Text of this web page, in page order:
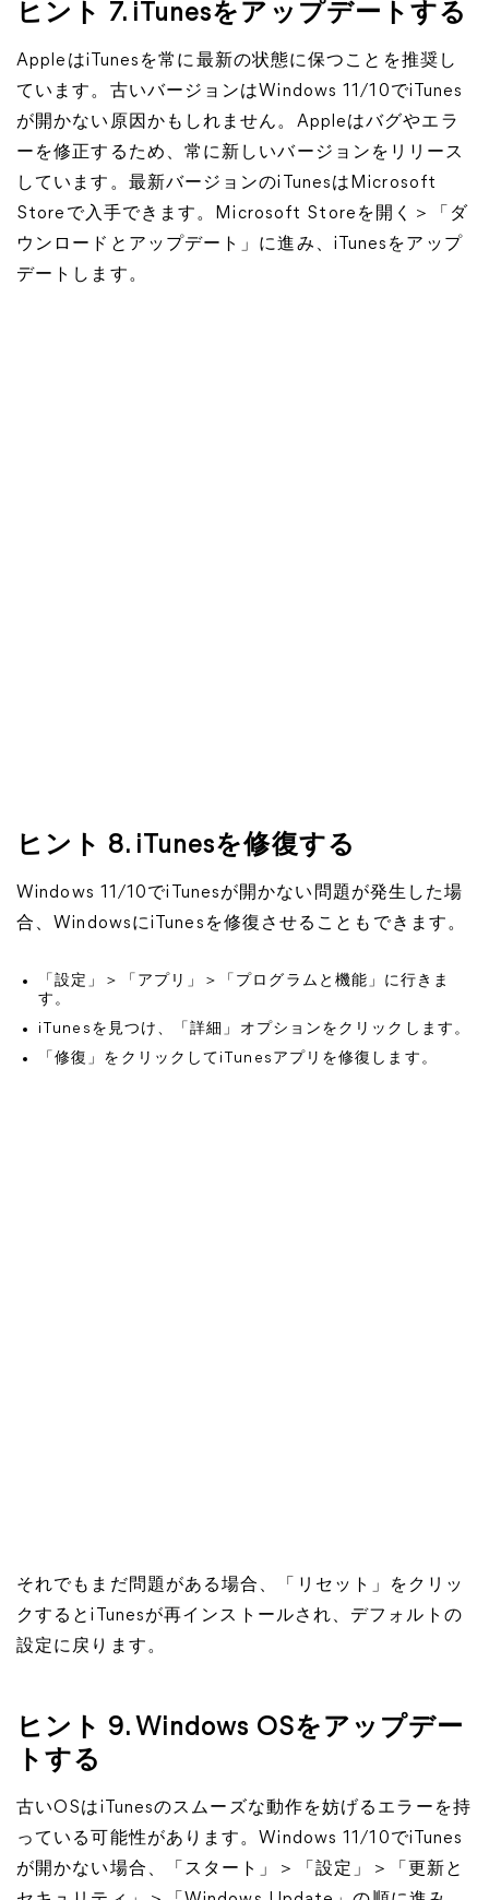
ヒント 7. iTunesをアップデートする
AppleはiTunesを常に最新の状態に保つことを推奨し
ています。古いバージョンはWindows 11/10でiTunes
が開かない原因かもしれません。Appleはバグやエラ
ーを修正するため、常に新しいバージョンをリリース
しています。最新バージョンのiTunesはMicrosoft
Storeで入手できます。Microsoft Storeを開く＞「ダ
ウンロードとアップデート」に進み、iTunesをアップ
デートします。
ヒント 8. iTunesを修復する
Windows 11/10でiTunesが開かない問題が発生した場
合、WindowsにiTunesを修復させることもできます。
「設定」＞「アプリ」＞「プログラムと機能」に行きま
す。
iTunesを見つけ、「詳細」オプションをクリックします。
「修復」をクリックしてiTunesアプリを修復します。
それでもまだ問題がある場合、「リセット」をクリッ
クするとiTunesが再インストールされ、デフォルトの
設定に戻ります。
ヒント 9. Windows OSをアップデー
トする
古いOSはiTunesのスムーズな動作を妨げるエラーを持
っている可能性があります。Windows 11/10でiTunes
が開かない場合、「スタート」＞「設定」＞「更新と